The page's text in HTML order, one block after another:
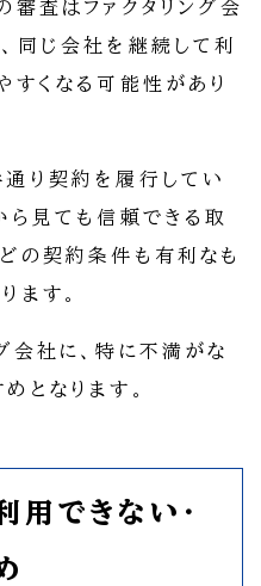
審査はファクタリング会
同じ会社を継続して利
すくなる可能性があり
り契約を履行してい
ら見ても信頼できる取
の契約条件も有利なも
ます。
会社に、特に不満がな
となります。
用できない・